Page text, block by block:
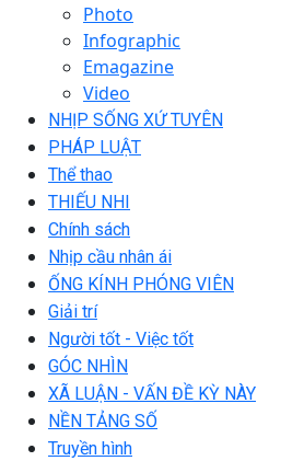
Photo
Infographic
Emagazine
Video
NHỊP SỐNG XỨ TUYÊN
PHÁP LUẬT
Thể thao
THIẾU NHI
Chính sách
Nhịp cầu nhân ái
ỐNG KÍNH PHÓNG VIÊN
Giải trí
Người tốt - Việc tốt
GÓC NHÌN
XÃ LUẬN - VẤN ĐỀ KỲ NÀY
NỀN TẢNG SỐ
Truyền hình